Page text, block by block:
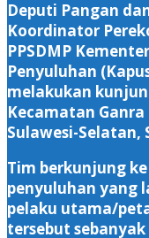
Deputi Pangan
Koordinator
PPSDMP
Penyuluhan
melakukan
Kecamatan
Sulawesi-Selatan,
Tim berkunjung
penyuluhan yang
pelaku utama/
tersebut